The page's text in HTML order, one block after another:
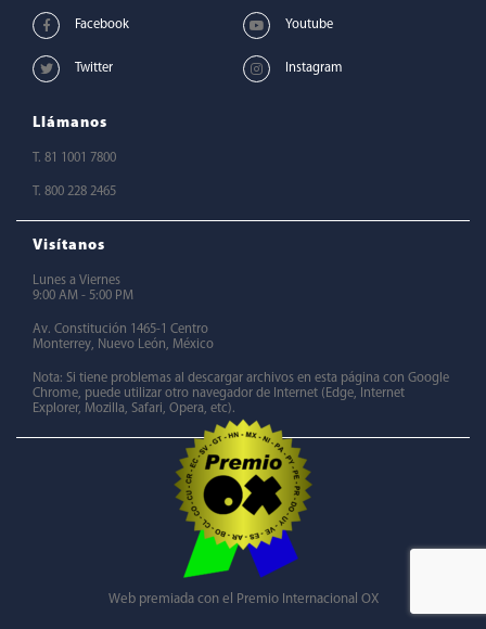
Llámanos
T. 81 1001 7800
T. 800 228 2465
Visítanos
Lunes a Viernes
9:00 AM - 5:00 PM
Av. Constitución 1465-1 Centro
Monterrey, Nuevo León, México
Nota: Si tiene problemas al descargar archivos en esta página con Google
Chrome, puede utilizar otro navegador de Internet (Edge, Internet
Explorer, Mozilla, Safari, Opera, etc).
Web premiada con el Premio Internacional OX